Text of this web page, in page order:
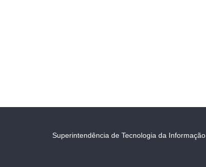
Superintendência de Tecnologia da Informação